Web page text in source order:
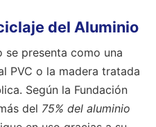
del Aluminio
se presenta como una
PVC o la madera tratada
Según la Fundación
del 75% del aluminio